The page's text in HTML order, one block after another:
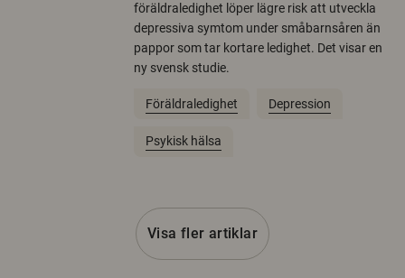
föräldraledighet löper lägre risk att utveckla
depressiva symtom under småbarnsåren än
pappor som tar kortare ledighet. Det visar en
ny svensk studie.
Föräldraledighet Depression
Psykisk hälsa
Visa fler artiklar